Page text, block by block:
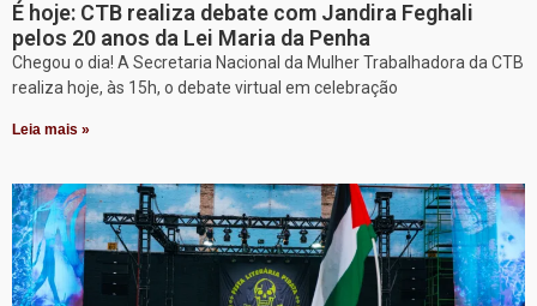
É hoje: CTB realiza debate com Jandira Feghali
pelos 20 anos da Lei Maria da Penha
Chegou o dia! A Secretaria Nacional da Mulher Trabalhadora da CTB
realiza hoje, às 15h, o debate virtual em celebração
Leia mais »